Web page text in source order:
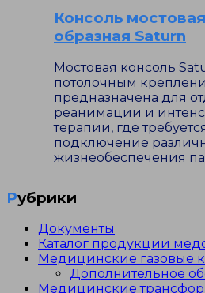
Консоль
образная Saturn
Мостовая консоль
потолочным
предназначена для
реанимации и
терапии, где
подключение
жизнеобеспечения
Рубрики
Документы
Каталог продукции
Медицинские газовые
Дополнительное
Медицинские